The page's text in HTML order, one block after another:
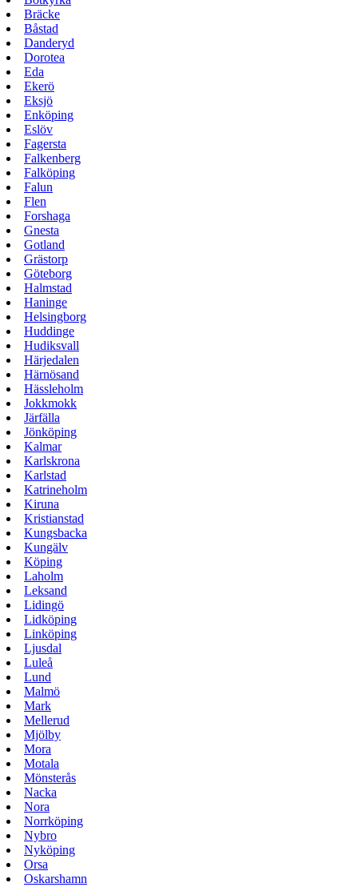
Bräcke
Båstad
Danderyd
Dorotea
Eda
Ekerö
Eksjö
Enköping
Eslöv
Fagersta
Falkenberg
Falköping
Falun
Flen
Forshaga
Gnesta
Gotland
Grästorp
Göteborg
Halmstad
Haninge
Helsingborg
Huddinge
Hudiksvall
Härjedalen
Härnösand
Hässleholm
Jokkmokk
Järfälla
Jönköping
Kalmar
Karlskrona
Karlstad
Katrineholm
Kiruna
Kristianstad
Kungsbacka
Kungälv
Köping
Laholm
Leksand
Lidingö
Lidköping
Linköping
Ljusdal
Luleå
Lund
Malmö
Mark
Mellerud
Mjölby
Mora
Motala
Mönsterås
Nacka
Nora
Norrköping
Nybro
Nyköping
Orsa
Oskarshamn